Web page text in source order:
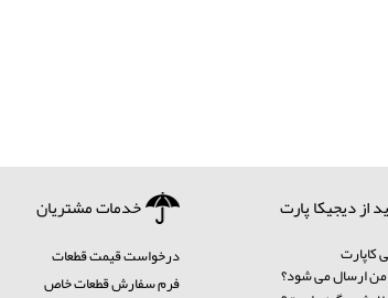
از دیجیکا پارت
کاپارت
ارسال می شود؟
خدمات مشتریان
درخواست قیمت قطعات
فرم سفارش قطعات خاص